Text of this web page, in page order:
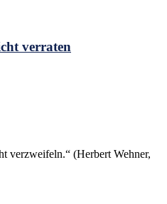
verraten
verzweifeln.“ (Herbert Wehner,